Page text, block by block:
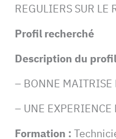
REGULIERS SUR LE
Profil recherché
Description du
– BONNE MAITRISE
– UNE
Formation :